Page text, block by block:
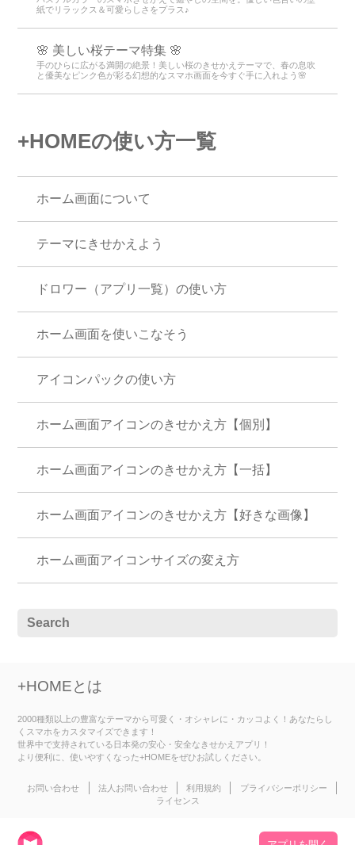
紙でリラックス＆可愛らしさをプラス♪
🌸 美しい桜テーマ特集 🌸
手のひらに広がる満開の絶景！美しい桜のきせかえテーマで、春の息吹
と優美なピンク色が彩る幻想的なスマホ画面を今すぐ手に入れよう🌸
+HOMEの使い方一覧
ホーム画面について
テーマにきせかえよう
ドロワー（アプリ一覧）の使い方
ホーム画面を使いこなそう
アイコンパックの使い方
ホーム画面アイコンのきせかえ方【個別】
ホーム画面アイコンのきせかえ方【一括】
ホーム画面アイコンのきせかえ方【好きな画像】
ホーム画面アイコンサイズの変え方
+HOMEとは
2000種類以上の豊富なテーマから可愛く・オシャレに・カッコよく！あなたらし
くスマホをカスタマイズできます！
世界中で支持されている日本発の安心・安全なきせかえアプリ！
より便利に、使いやすくなった+HOMEをぜひお試しください。
お問い合わせ 法人お問い合わせ 利用規約
プライバシーポリシー
ライセンス